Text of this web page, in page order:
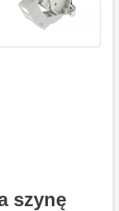
szynę